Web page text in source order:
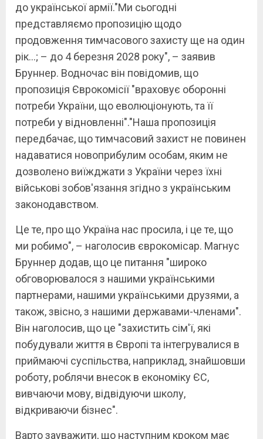
до української армії."Ми сьогодні
представляємо пропозицію щодо
продовження тимчасового захисту ще на один
рік…; – до 4 березня 2028 року", – заявив
Бруннер. Водночас він повідомив, що
пропозиція Єврокомісії "враховує оборонні
потреби України, що еволюціонують, та її
потреби у відновленні"."Наша пропозиція
передбачає, що тимчасовий захист не повинен
надаватися новоприбулим особам, яким не
дозволено виїжджати з України через їхні
військові зобов'язання згідно з українським
законодавством.
Це те, про що Україна нас просила, і це те, що
ми робимо", – наголосив єврокомісар. Магнус
Бруннер додав, що це питання "широко
обговорювалося з нашими українськими
партнерами, нашими українськими друзями, а
також, звісно, з нашими державами-членами".
Він наголосив, що це "захистить сім'ї, які
побудували життя в Європі та інтегрувалися в
приймаючі суспільства, наприклад, знайшовши
роботу, роблячи внесок в економіку ЄС,
вивчаючи мову, відвідуючи школу,
відкриваючи бізнес".
Варто зауважити, що наступним кроком має